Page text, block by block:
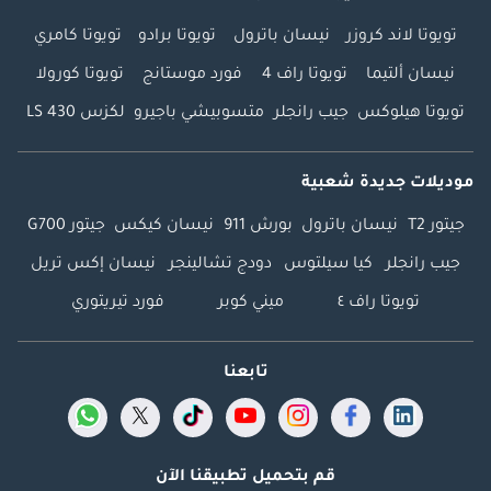
تويوتا لاند كروزر نيسان باترول تويوتا برادو تويوتا كامري
نيسان ألتيما تويوتا راف 4 فورد موستانج تويوتا كورولا
تويوتا هيلوكس جيب رانجلر متسوبيشي باجيرو لكزس LS 430
موديلات جديدة شعبية
جيتور T2 نيسان باترول بورش 911 نيسان كيكس جيتور G700
جيب رانجلر كيا سيلتوس دودج تشالينجر نيسان إكس تريل
تويوتا راف ٤ ميني كوبر فورد تيريتوري
تابعنا
قم بتحميل تطبيقنا الآن